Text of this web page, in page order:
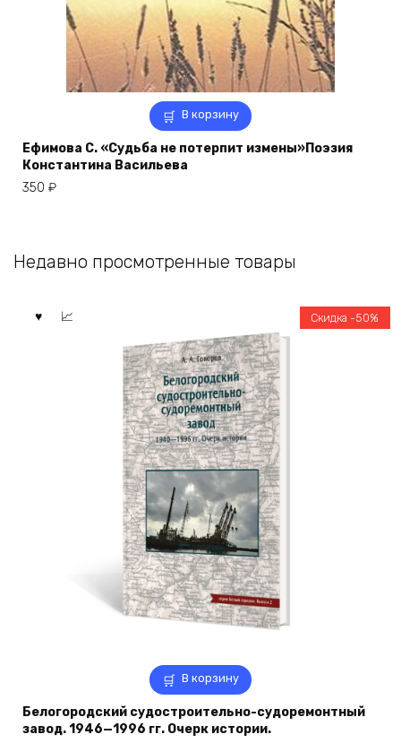
В корзину
Ефимова С. «Судьба не потерпит измены»Поэзия
Константина Васильева
350 ₽
Недавно просмотренные товары
В корзину
Скидка -50%
Белогородский судостроительно-судоремонтный
завод. 1946—1996 гг. Очерк истории.